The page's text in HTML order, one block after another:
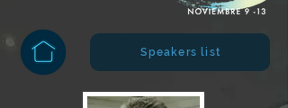
Speakers list